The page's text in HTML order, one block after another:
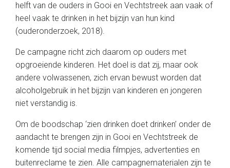
helft van de ouders in Gooi en Vechtstreek aan vaak of
heel vaak te drinken in het bijzijn van hun kind
(ouderonderzoek, 2018).
De campagne richt zich daarom op ouders met
opgroeiende kinderen. Het doel is dat zij, maar ook
andere volwassenen, zich ervan bewust worden dat
alcoholgebruik in het bijzijn van kinderen en jongeren
niet verstandig is.
Om de boodschap ‘zien drinken doet drinken’ onder de
aandacht te brengen zijn in Gooi en Vechtstreek de
komende tijd social media filmpjes, advertenties en
buitenreclame te zien. Alle campagnematerialen zijn te